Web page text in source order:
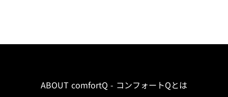
ABOUT comfortQ - コンフォートQとは